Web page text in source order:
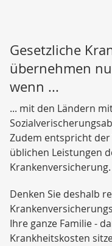
Gesetzliche
übernehmen
wenn ...
... mit den Ländern
Zudem entspricht
üblichen Leistungen
Krankenversicherung.
Denken Sie deshalb
Ihre ganze Familie -
Krankheitskosten